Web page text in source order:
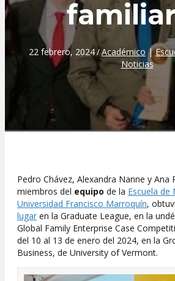
22 febrero, 2024/Académico|
Noticias
Pedro Chávez, Alexandra Nanne y Ana
miembros del equipo de la Escuela de
Universidad Francisco Marroquín,
lugar en la Graduate League, en la
Global Family Enterprise Case
del 10 al 13 de enero del 2024, en la
Business, de University of Vermont.